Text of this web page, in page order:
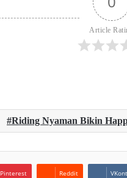
Article
Riding Nyaman Bikin
Pinterest Reddit